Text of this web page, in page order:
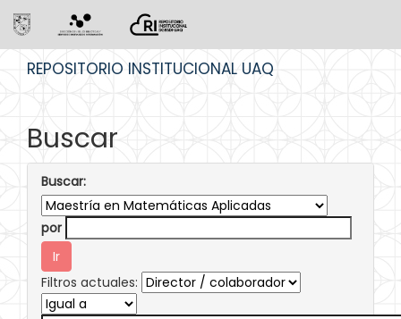
REPOSITORIO INSTITUCIONAL UAQ
Buscar
Buscar:
por
Filtros actuales: